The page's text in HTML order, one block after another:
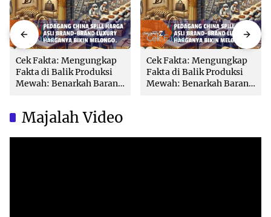
Cek Fakta
Cek Fakta: Mengungkap
Fakta di Balik Produksi
Mewah: Benarkah Barang
Cek Fakta
Cek Fakta: Mengungkap
Fakta di Balik Produksi
Mewah: Benarkah Barang
Majalah Video